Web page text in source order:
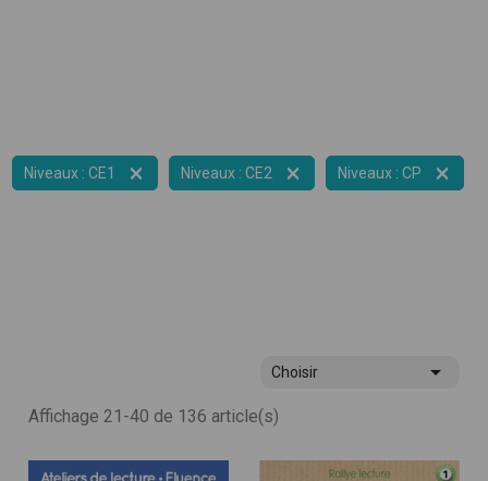
Niveaux : CE1  Niveaux : CE2  Niveaux : CP 
Choisir 
Affichage 21-40 de 136 article(s)